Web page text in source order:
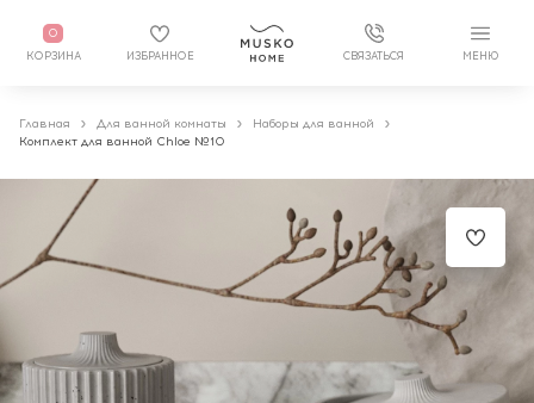
0
КОРЗИНА ИЗБРАННОЕ СВЯЗАТЬСЯ МЕНЮ
Главная Для ванной комнаты
Наборы для ванной
Комплект для ванной Chloe №10